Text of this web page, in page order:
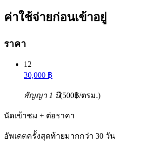
ค่าใช้จ่ายก่อนเข้าอยู่
ราคา
12
30,000 ฿
สัญญา 1 ปี(500฿/ตรม.)
นัดเข้าชม + ต่อราคา
อัพเดตครั้งสุดท้ายมากกว่า 30 วัน